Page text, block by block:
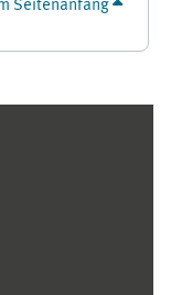
Seitenanfang